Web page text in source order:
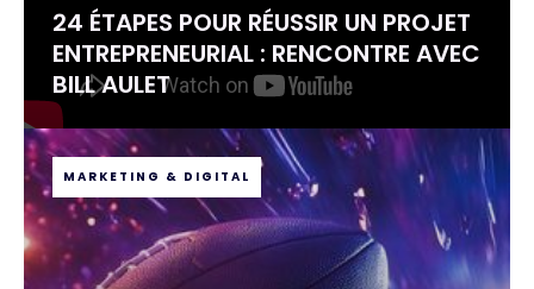
24 ÉTAPES POUR RÉUSSIR UN PROJET
ENTREPRENEURIAL : RENCONTRE AVEC
BILL AULET
MARKETING & DIGITAL